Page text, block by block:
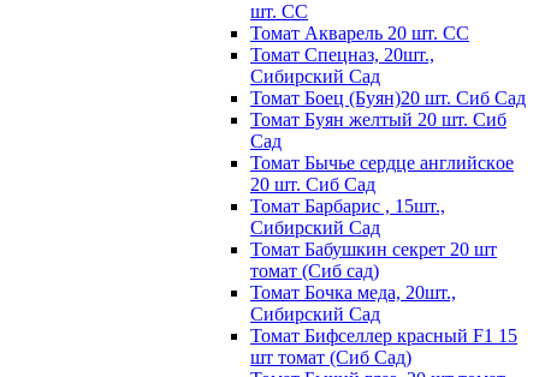
шт. СС
Томат Акварель 20 шт. СС
Томат Спецназ, 20шт.,
Сибирский Сад
Томат Боец (Буян)20 шт. Сиб Сад
Томат Бyян жeлтый 20 шт. Сиб
Сaд
Томат Бычьe cepдцe aнглийcкoe
20 шт. Сиб Сaд
Томат Барбарис , 15шт.,
Сибирский Сад
Томат Бабушкин секрет 20 шт
томат (Сиб сад)
Томат Бочка меда, 20шт.,
Сибирский Сад
Томат Бифселлер красный F1 15
шт томат (Сиб Сад)